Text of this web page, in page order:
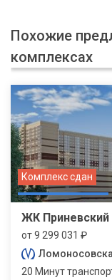
Похожие
комплексах
Комплекс сдан
ЖК Приневский
от 9 299 031 ₽
20 Минут